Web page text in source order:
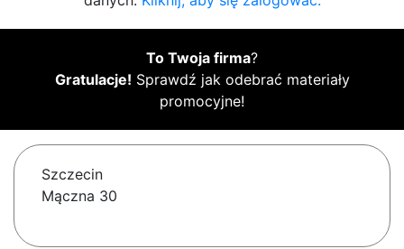
To Twoja firma?
Gratulacje! Sprawdź jak odebrać materiały
promocyjne!
Szczecin
Mączna 30